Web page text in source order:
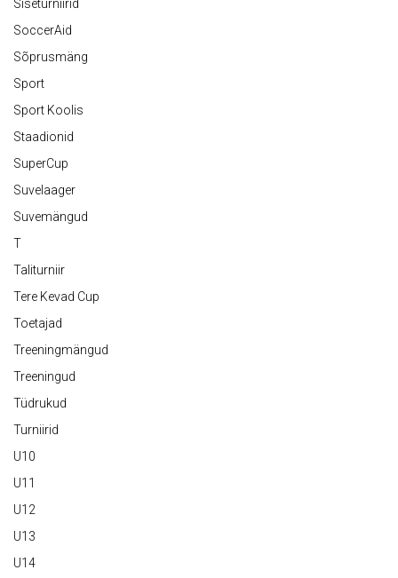
Siseturniirid
SoccerAid
Sõprusmäng
Sport
Sport Koolis
Staadionid
SuperCup
Suvelaager
Suvemängud
T
Taliturniir
Tere Kevad Cup
Toetajad
Treeningmängud
Treeningud
Tüdrukud
Turniirid
U10
U11
U12
U13
U14